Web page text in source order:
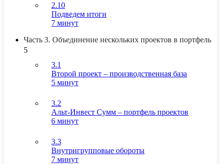
2.10
Подведем итоги
7 минут
Часть 3. Объединение нескольких проектов в портфель
5
3.1
Второй проект – производственная база
5 минут
3.2
Альт-Инвест Сумм – портфель проектов
6 минут
3.3
Внутригрупповые обороты
7 минут